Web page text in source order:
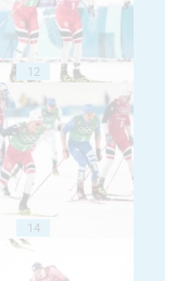
12
14